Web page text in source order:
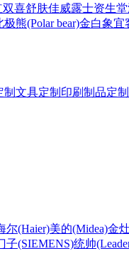
双喜舒肤佳威露士资生堂
极熊(Polar bear)金白象宜
制 文具定制 印刷制品定制
尔(Haier)美的(Midea)金
子(SIEMENS)统帅